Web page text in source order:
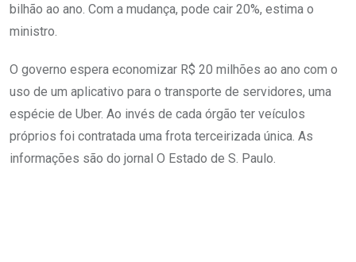
bilhão ao ano. Com a mudança, pode cair 20%, estima o
ministro.
O governo espera economizar R$ 20 milhões ao ano com o
uso de um aplicativo para o transporte de servidores, uma
espécie de Uber. Ao invés de cada órgão ter veículos
próprios foi contratada uma frota terceirizada única. As
informações são do jornal O Estado de S. Paulo.